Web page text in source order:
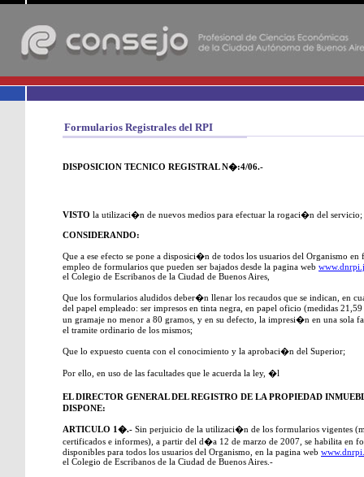
Formularios Registrales del RPI
DISPOSICION TECNICO REGISTRAL N�:4/06.-
VISTO la utilizaci�n de nuevos medios para efectuar la rogaci�n del
CONSIDERANDO:
Que a ese efecto se pone a disposici�n de todos los usuarios del Organismo
empleo de formularios que pueden ser bajados desde la pagina web
el Colegio de Escribanos de la Ciudad de Buenos Aires,
Que los formularios aludidos deber�n llenar los recaudos que se indican, en
del papel empleado: ser impresos en tinta negra, en papel oficio (medidas
un gramaje no menor a 80 gramos, y en su defecto, la impresi�n en una sola
el tramite ordinario de los mismos;
Que lo expuesto cuenta con el conocimiento y la aprobaci�n del Superior;
Por ello, en uso de las facultades que le acuerda la ley, �l
EL DIRECTOR GENERAL DEL REGISTRO DE LA PROPIEDAD
DISPONE:
ARTICULO 1�.- Sin perjuicio de la utilizaci�n de los formularios vigentes
certificados e informes), a partir del d�a 12 de marzo de 2007, se habilita en
disponibles para todos los usuarios del Organismo, en la pagina web
el Colegio de Escribanos de la Ciudad de Buenos Aires.-